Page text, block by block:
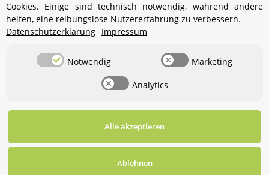
Ihr WhatsApp-Kontakt zum
Service Team
von Aquintos-Wasseraufbereitung
Hallo und herzlich willkommen
Wasseraufbereitung Wie darf ich
Ihnen behilflich sein?
Cookies. Einige sind technisch notwendig, während andere
helfen, eine reibungslose Nutzererfahrung zu verbessern.
Datenschutzerklärung Impressum
Notwendig Marketing
Analytics
Alle akzeptieren
Ablehnen